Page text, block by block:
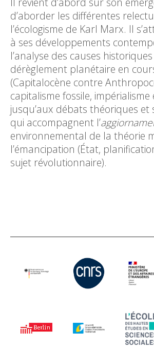
d’aborder les différentes
l’écologisme de Karl Marx. Il
à ses développements
l’analyse des causes
dérèglement planétaire en
(Capitalocène contre
capitalisme fossile, impérialisme
jusqu’aux débats théoriques et
qui accompagnent l’
environnemental de la théorie
l’émancipation (État,
sujet révolutionnaire).